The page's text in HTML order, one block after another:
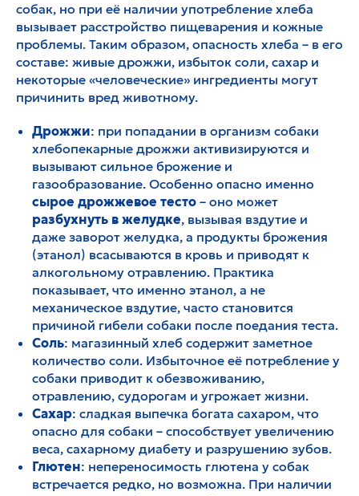
собак, но при её наличии употребление хлеба
вызывает расстройство пищеварения и кожные
проблемы. Таким образом, опасность хлеба – в его
составе: живые дрожжи, избыток соли, сахар и
некоторые «человеческие» ингредиенты могут
причинить вред животному.
Дрожжи: при попадании в организм собаки
хлебопекарные дрожжи активизируются и
вызывают сильное брожение и
газообразование. Особенно опасно именно
сырое дрожжевое тесто – оно может
разбухнуть в желудке, вызывая вздутие и
даже заворот желудка, а продукты брожения
(этанол) всасываются в кровь и приводят к
алкогольному отравлению. Практика
показывает, что именно этанол, а не
механическое вздутие, часто становится
причиной гибели собаки после поедания теста.
Соль: магазинный хлеб содержит заметное
количество соли. Избыточное её потребление у
собаки приводит к обезвоживанию,
отравлению, судорогам и угрожает жизни.
Сахар: сладкая выпечка богата сахаром, что
опасно для собаки – способствует увеличению
веса, сахарному диабету и разрушению зубов.
Глютен: непереносимость глютена у собак
встречается редко, но возможна. При наличии